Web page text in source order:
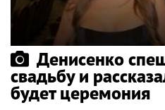
Денисенко
свадьбу и
будет церемония